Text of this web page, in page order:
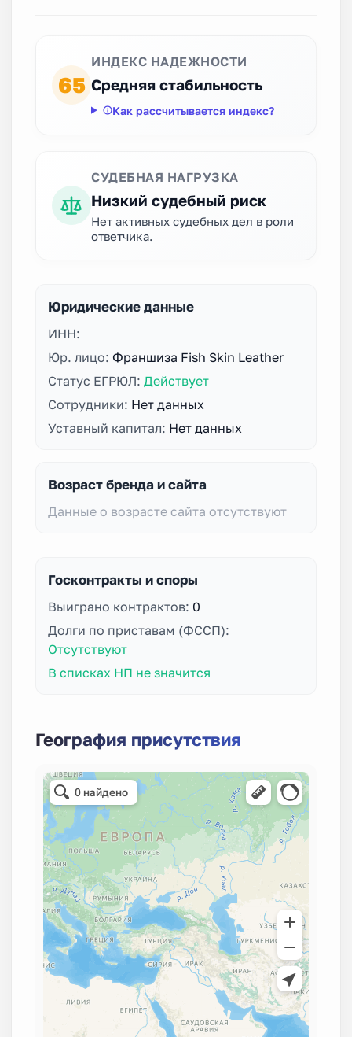
65
ИНДЕКС НАДЕЖНОСТИ
Средняя стабильность
Как рассчитывается индекс?
СУДЕБНАЯ НАГРУЗКА
Низкий судебный риск
Нет активных судебных дел в роли
ответчика.
Юридические данные
ИНН:
Юр. лицо: Франшиза Fish Skin Leather
Статус ЕГРЮЛ: Действует
Сотрудники: Нет данных
Уставный капитал: Нет данных
Возраст бренда и сайта
Данные о возрасте сайта отсутствуют
Госконтракты и споры
Выиграно контрактов: 0
Долги по приставам (ФССП):
Отсутствуют
В списках НП не значится
География присутствия